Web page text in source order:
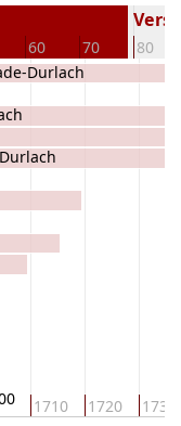
60 70 80
1710 1720 1730
Durlach